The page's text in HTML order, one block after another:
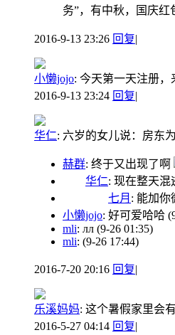
务”，有中秋，国庆
2016-9-13 23:26 回复|
小懒jojo: 今天第一天注册，
2016-9-13 23:24 回复|
华仁: 六岁的女儿说：房东
赫群: 终于又出现了啊
华仁: 现在整天混
七月 : 能加你
小懒jojo: 好可爱哈哈
mli: лл (9-26 01:35)
mli: (9-26 17:44)
2016-7-20 20:16 回复|
乐溪妈妈: 这个暑假家里会
2016-5-27 04:14 回复|